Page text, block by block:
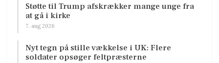
Støtte til Trump afskrækker mange unge fra
at gå i kirke
7. aug 2026
Nyt tegn på stille vækkelse i UK: Flere
soldater opsøger feltpræsterne